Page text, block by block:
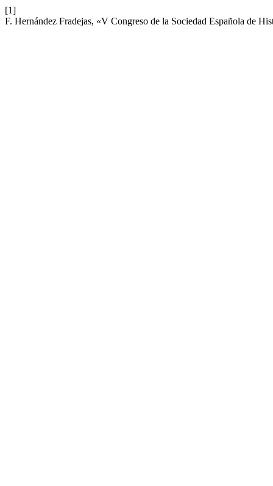
[1]
F. Hernández Fradejas, «V Congreso de la Sociedad Española de